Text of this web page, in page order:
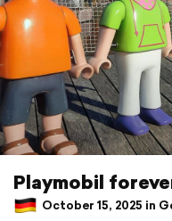
Playmobil
October 15, 2025 in